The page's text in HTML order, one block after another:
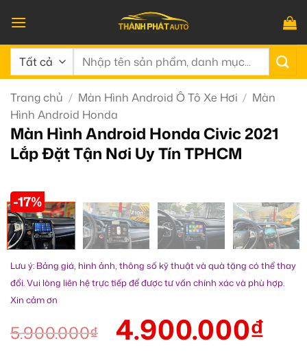
qua
nội
dung
Tìm
Trang chủ / Màn Hình Android Ô Tô Xe Hơi / Màn
Hình Android Honda
Màn Hình Android Honda Civic 2021
Lắp Đặt Tận Nơi Uy Tín TPHCM
-17%
Lưu ý: Bảng giá, hình ảnh, thông số kỹ thuật và quà tặng có thể thay
đổi. Vui lòng liên hệ trực tiếp để được tư vấn chính xác và phù hợp.
Xin cảm ơn
5.900.000₫ 4.900.000₫